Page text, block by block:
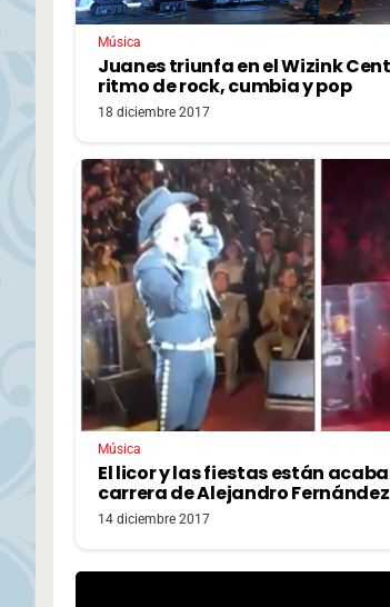
Música
Juanes triunfa en el Wizink
ritmo de rock, cumbia y pop
18 diciembre 2017
Música
El licor y las fiestas están
carrera de Alejandro Fernández
14 diciembre 2017